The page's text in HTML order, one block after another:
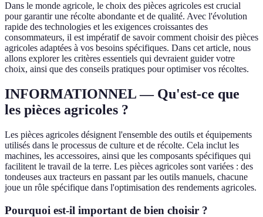
Dans le monde agricole, le choix des pièces agricoles est crucial
pour garantir une récolte abondante et de qualité. Avec l'évolution
rapide des technologies et les exigences croissantes des
consommateurs, il est impératif de savoir comment choisir des pièces
agricoles adaptées à vos besoins spécifiques. Dans cet article, nous
allons explorer les critères essentiels qui devraient guider votre
choix, ainsi que des conseils pratiques pour optimiser vos récoltes.
INFORMATIONNEL — Qu'est-ce que
les pièces agricoles ?
Les pièces agricoles désignent l'ensemble des outils et équipements
utilisés dans le processus de culture et de récolte. Cela inclut les
machines, les accessoires, ainsi que les composants spécifiques qui
facilitent le travail de la terre. Les pièces agricoles sont variées : des
tondeuses aux tracteurs en passant par les outils manuels, chacune
joue un rôle spécifique dans l'optimisation des rendements agricoles.
Pourquoi est-il important de bien choisir ?